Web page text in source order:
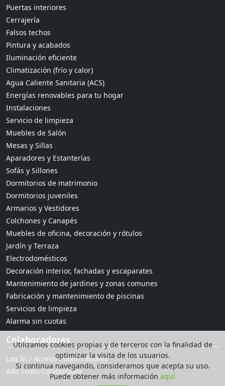
Utilizamos cookies propias y de terceros con la finalidad de
optimizar la visita de los usuarios.
Si continua navegando, consideramos que acepta su uso.
Puede obtener más información aquí
Puertas interiores
Cerrajería
Falsos techos
Pintura y acabados
Iluminación eficiente
Climatización (frío y calor)
Agua Caliente Sanitaria (ACS)
Energías renovables para tu hogar
Instalaciones
Servicio de limpieza
Muebles de Salón
Mesas y Sillas
Aparadores y Estanterías
Sofás y Sillones
Dormitorios de matrimonio
Dormitorios juveniles
Armarios y Vestidores
Colchones y Canapés
Muebles de oficina, decoración y rótulos
Jardín y Terraza
Electrodomésticos
Decoración interior, fachadas y escaparates
Mantenimiento de jardines y zonas comunes
Fabricación y mantenimiento de piscinas
Servicios de limpieza
Alarma sin cuotas
Colaboradores
Log In / Acceso Colaboradores
Alta como Colaborador